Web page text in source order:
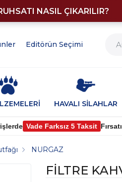
NASIL ÇIKARILIR?
Editörün Seçimi
HAVALI SİLAHLAR
Vade Farksız 5 Taksit
NURGAZ
FİLTRE